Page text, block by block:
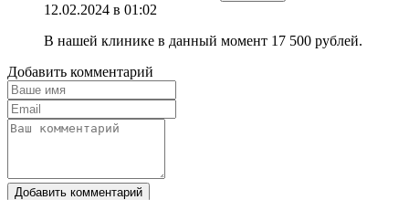
12.02.2024 в 01:02
В нашей клинике в данный момент 17 500 рублей.
Добавить комментарий
Добавить комментарий